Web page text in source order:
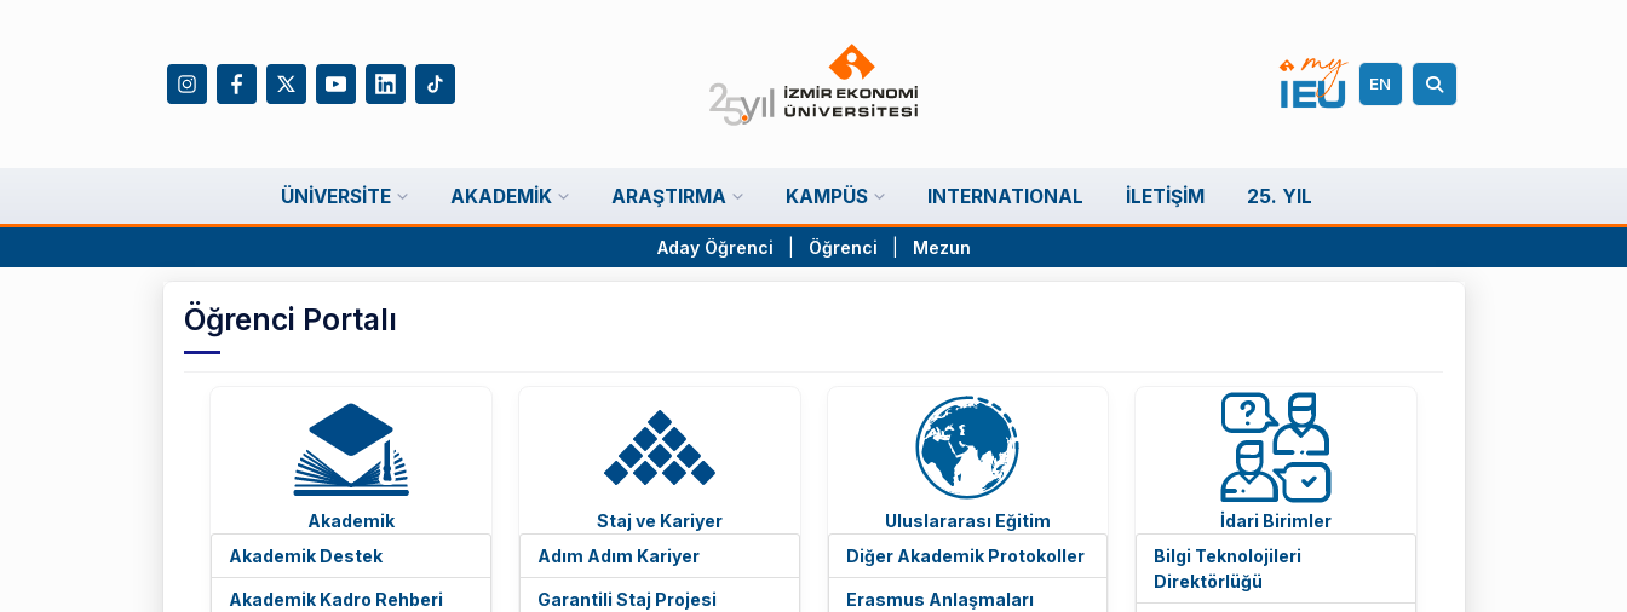
EN
ÜNIVERSITE AKADEMIK ARAŞTIRMA KAMPÜS INTERNATIONAL İLETIŞIM 25. YIL
Aday Öğrenci Öğrenci Mezun
Öğrenci Portalı
Akademik
Akademik Destek
Akademik Kadro Rehberi
Staj ve Kariyer
Adım Adım Kariyer
Garantili Staj Projesi
Uluslararası Eğitim
Diğer Akademik Protokoller
Erasmus Anlaşmaları
İdari Birimler
Bilgi Teknolojileri
Direktörlüğü